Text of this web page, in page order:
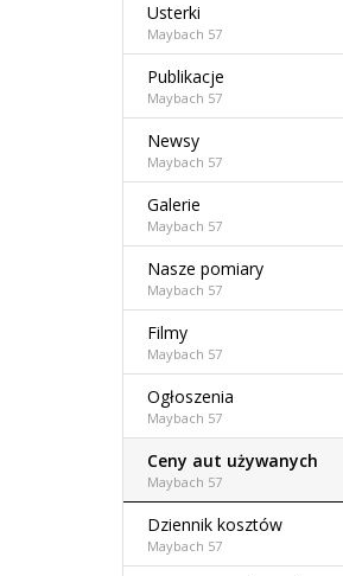
Usterki
Maybach 57
Publikacje
Maybach 57
Newsy
Maybach 57
Galerie
Maybach 57
Nasze pomiary
Maybach 57
Filmy
Maybach 57
Ogłoszenia
Maybach 57
Ceny aut używanych
Maybach 57
Dziennik kosztów
Maybach 57